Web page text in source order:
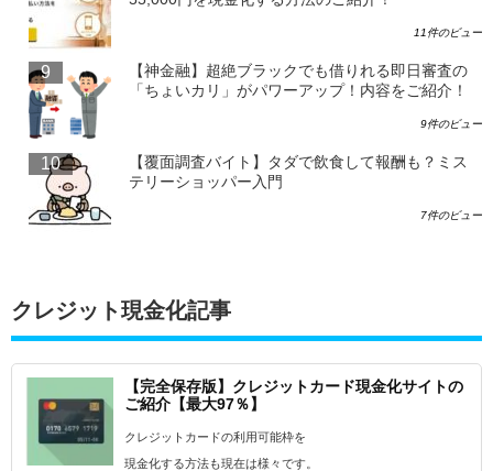
11件のビュー
【神金融】超絶ブラックでも借りれる即日審査の
「ちょいカリ」がパワーアップ！内容をご紹介！
9件のビュー
【覆面調査バイト】タダで飲食して報酬も？ミス
テリーショッパー入門
7件のビュー
クレジット現金化記事
【完全保存版】クレジットカード現金化サイトの
ご紹介【最大97％】
クレジットカードの利用可能枠を
現金化する方法も現在は様々です。